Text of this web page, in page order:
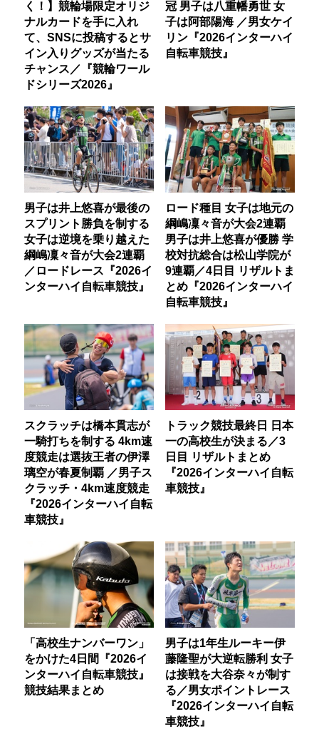
く！】競輪場限定オリジ
ナルカードを手に入れ
て、SNSに投稿するとサ
イン入りグッズが当たる
チャンス／『競輪ワール
ドシリーズ2026』
冠 男子は八重幡勇世 女
子は阿部陽海 ／男女ケイ
リン『2026インターハイ
自転車競技』
男子は井上悠喜が最後の
スプリント勝負を制する
女子は逆境を乗り越えた
綱嶋凜々音が大会2連覇
／ロードレース『2026イ
ンターハイ自転車競技』
ロード種目 女子は地元の
綱嶋凜々音が大会2連覇
男子は井上悠喜が優勝 学
校対抗総合は松山学院が
9連覇／4日目 リザルトま
とめ『2026インターハイ
自転車競技』
スクラッチは橋本貫志が
一騎打ちを制する 4km速
度競走は選抜王者の伊澤
璃空が春夏制覇 ／男子ス
クラッチ・4km速度競走
『2026インターハイ自転
車競技』
トラック競技最終日 日本
一の高校生が決まる／3
日目 リザルトまとめ
『2026インターハイ自転
車競技』
「高校生ナンバーワン」
をかけた4日間『2026イ
ンターハイ自転車競技』
競技結果まとめ
男子は1年生ルーキー伊
藤隆聖が大逆転勝利 女子
は接戦を大谷奈々が制す
る／男女ポイントレース
『2026インターハイ自転
車競技』